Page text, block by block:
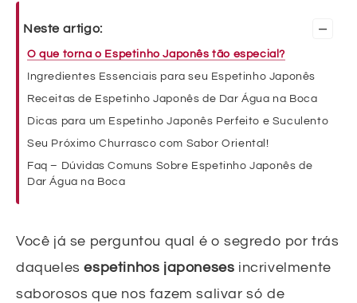
Neste artigo: –
O que torna o Espetinho Japonês tão especial?
Ingredientes Essenciais para seu Espetinho Japonês
Receitas de Espetinho Japonês de Dar Água na Boca
Dicas para um Espetinho Japonês Perfeito e Suculento
Seu Próximo Churrasco com Sabor Oriental!
Faq – Dúvidas Comuns Sobre Espetinho Japonês de
Dar Água na Boca
Você já se perguntou qual é o segredo por trás
daquelesespetinhos japoneses incrivelmente
saborosos que nos fazem salivar só de